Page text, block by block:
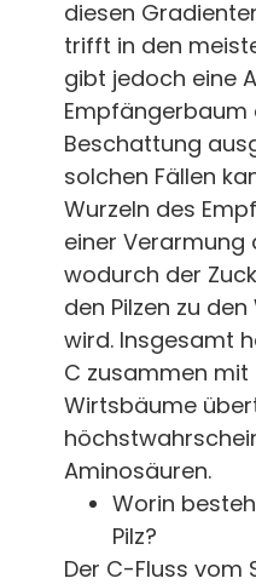
diesen
trifft in den
gibt jedoch eine
Empfängerbaum
Beschattung
solchen Fällen
Wurzeln des
einer Verarmung
wodurch der
den Pilzen zu
wird. Insgesamt
C zusammen
Wirtsbäume
Aminosäuren.
Worin
Pilz?
Der C-Fluss vom